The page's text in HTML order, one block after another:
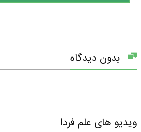
بدون دیدگاه
ویدیو های علم فردا